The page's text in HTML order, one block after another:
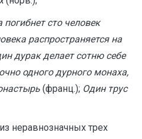
сто человек
распространяется на
дурак делает сотню себе
одного дурного монаха,
(франц.); Один трус
неравнозначных трех